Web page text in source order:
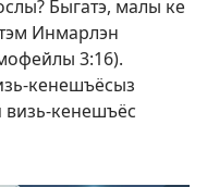
Быгатэ, малы ке
Инмарлэн
3:16).
кенешъёсыз
кенешъёс